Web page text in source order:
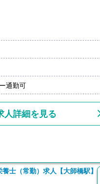
）
通勤可
人詳細を見る
士（常勤）求人【大師橋駅】